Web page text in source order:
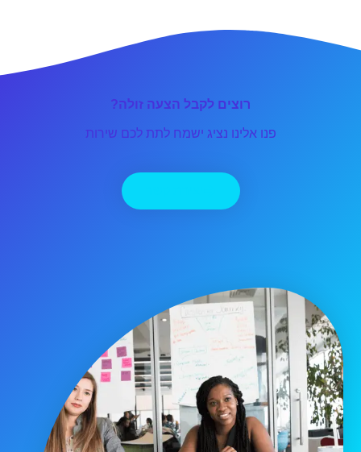
רוצים לקבל הצעה זולה?
פנו אלינו נציג ישמח לתת לכם שירות